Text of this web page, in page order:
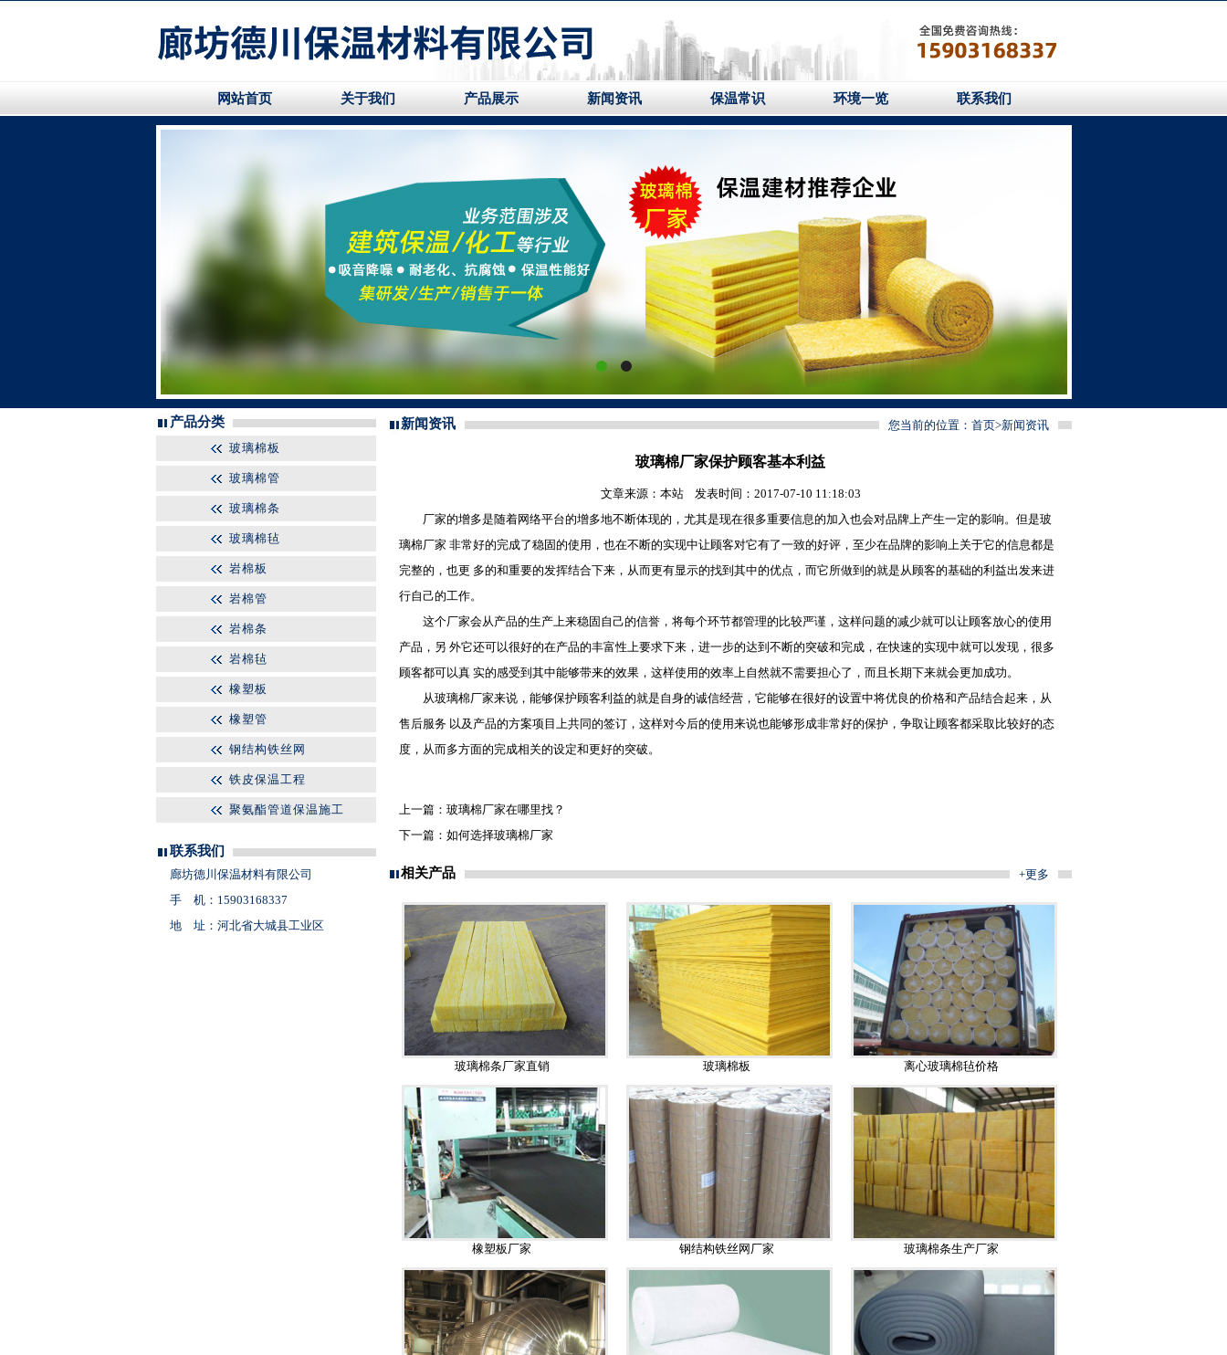
网站首页 关于我们 产品展示 新闻资讯 保温常识 环境一览 联系我们
产品分类
玻璃棉板
玻璃棉管
玻璃棉条
玻璃棉毡
岩棉板
岩棉管
岩棉条
岩棉毡
橡塑板
橡塑管
钢结构铁丝网
铁皮保温工程
聚氨酯管道保温施工
联系我们
廊坊德川保温材料有限公司
手 机：15903168337
地 址：河北省大城县工业区
新闻资讯 您当前的位置： 首页>新闻资讯
玻璃棉厂家保护顾客基本利益
文章来源：本站 发表时间：2017-07-10 11:18:03
厂家的增多是随着网络平台的增多地不断体现的，尤其是现在很多重要信息的加入也会对品牌上产生一定的影响。但是玻
璃棉厂家 非常好的完成了稳固的使用，也在不断的实现中让顾客对它有了一致的好评，至少在品牌的影响上关于它的信息都是
完整的，也更 多的和重要的发挥结合下来，从而更有显示的找到其中的优点，而它所做到的就是从顾客的基础的利益出发来进
行自己的工作。
这个厂家会从产品的生产上来稳固自己的信誉，将每个环节都管理的比较严谨，这样问题的减少就可以让顾客放心的使用
产品，另 外它还可以很好的在产品的丰富性上要求下来，进一步的达到不断的突破和完成，在快速的实现中就可以发现，很多
顾客都可以真 实的感受到其中能够带来的效果，这样使用的效率上自然就不需要担心了，而且长期下来就会更加成功。
从玻璃棉厂家来说，能够保护顾客利益的就是自身的诚信经营，它能够在很好的设置中将优良的价格和产品结合起来，从
售后服务 以及产品的方案项目上共同的签订，这样对今后的使用来说也能够形成非常好的保护，争取让顾客都采取比较好的态
度，从而多方面的完成相关的设定和更好的突破。
上一篇： 玻璃棉厂家在哪里找？
下一篇： 如何选择玻璃棉厂家
相关产品 +更多
玻璃棉条厂家直销 玻璃棉板 离心玻璃棉毡价格
橡塑板厂家 钢结构铁丝网厂家 玻璃棉条生产厂家